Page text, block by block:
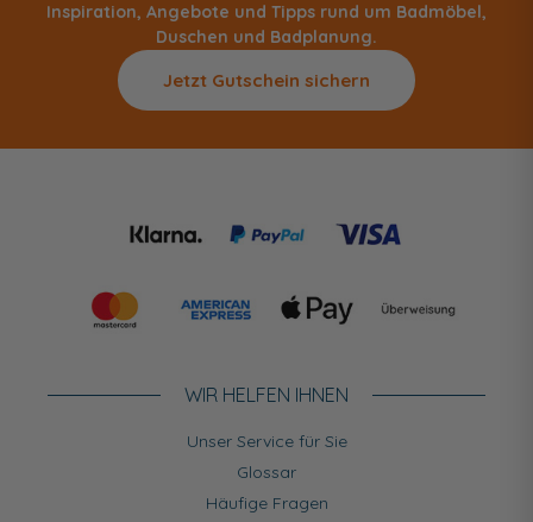
Inspiration, Angebote und Tipps rund um Badmöbel,
Duschen und Badplanung.
Jetzt Gutschein sichern
WIR HELFEN IHNEN
Unser Service für Sie
Glossar
Häufige Fragen